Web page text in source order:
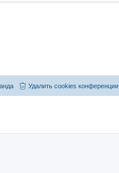
Удалить cookies конференции